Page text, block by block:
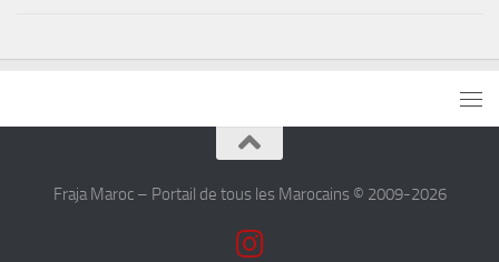
Fraja Maroc – Portail de tous les Marocains © 2009-2026